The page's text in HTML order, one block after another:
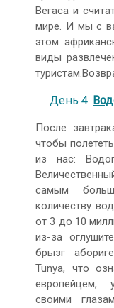
Вегаса и
мире. И мы с
этом
виды
День 4.
После
чтобы
из нас:
самым
количеству
от 3 до 10
из-за
брызг
Tunya, что
европейцем,
своими